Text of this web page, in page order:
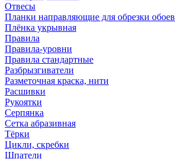
Отвесы
Планки направляющие для обрезки обоев
Плёнка укрывная
Правила
Правила-уровни
Правила стандартные
Разбрызгиватели
Разметочная краска, нити
Расшивки
Рукоятки
Серпянка
Сетка абразивная
Тёрки
Цикли, скребки
Шпатели